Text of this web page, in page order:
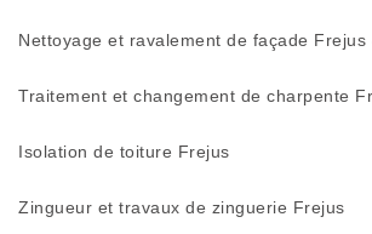
Nettoyage et ravalement de façade Frejus
Traitement et changement de charpente
Isolation de toiture Frejus
Zingueur et travaux de zinguerie Frejus